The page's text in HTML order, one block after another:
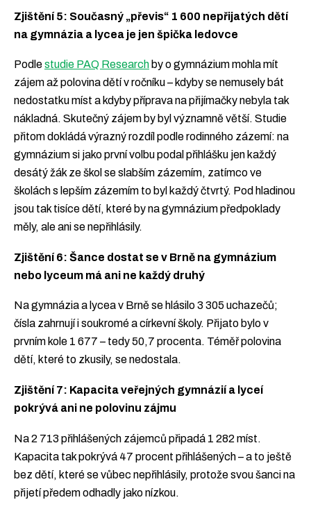
Zjištění 5: Současný „převis“ 1 600 nepřijatých dětí
na gymnázia a lycea je jen špička ledovce
Podlestudie PAQ Research by o gymnázium mohla mít
zájem až polovina dětí v ročníku – kdyby se nemusely bát
nedostatku míst a kdyby příprava na přijímačky nebyla tak
nákladná. Skutečný zájem by byl významně větší. Studie
přitom dokládá výrazný rozdíl podle rodinného zázemí: na
gymnázium si jako první volbu podal přihlášku jen každý
desátý žák ze škol se slabším zázemím, zatímco ve
školách s lepším zázemím to byl každý čtvrtý. Pod hladinou
jsou tak tisíce dětí, které by na gymnázium předpoklady
měly, ale ani se nepřihlásily.
Zjištění 6: Šance dostat se v Brně na gymnázium
nebo lyceum má ani ne každý druhý
Na gymnázia a lycea v Brně se hlásilo 3 305 uchazečů;
čísla zahrnují i soukromé a církevní školy. Přijato bylo v
prvním kole 1 677 – tedy 50,7 procenta. Téměř polovina
dětí, které to zkusily, se nedostala.
Zjištění 7: Kapacita veřejných gymnázií a lyceí
pokrývá ani ne polovinu zájmu
Na 2 713 přihlášených zájemců připadá 1 282 míst.
Kapacita tak pokrývá 47 procent přihlášených – a to ještě
bez dětí, které se vůbec nepřihlásily, protože svou šanci na
přijetí předem odhadly jako nízkou.